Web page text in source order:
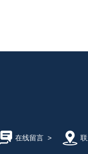
在线留言>